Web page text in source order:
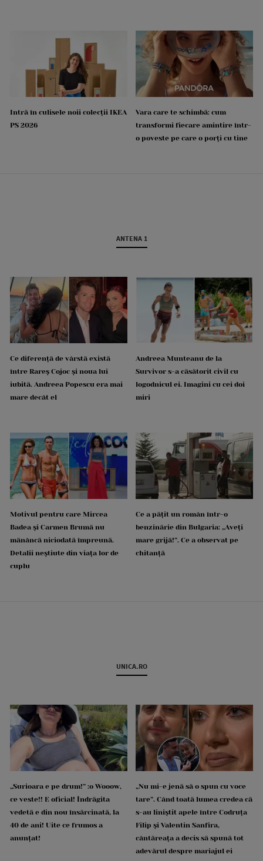
Intră în culisele noii colecții IKEA
PS 2026
Vara care te schimbă: cum
transformi fiecare amintire într-
o poveste pe care o porți cu tine
ANTENA 1
Ce diferență de vârstă există
între Rareș Cojoc și noua lui
iubită. Andreea Popescu era mai
mare decât el
Andreea Munteanu de la
Survivor s-a căsătorit civil cu
logodnicul ei. Imagini cu cei doi
miri
Motivul pentru care Mircea
Badea și Carmen Brumă nu
mănâncă niciodată împreună.
Detalii neștiute din viața lor de
cuplu
Ce a pățit un român într-o
benzinărie din Bulgaria: „Aveți
mare grijă!”. Ce a observat pe
chitanță
UNICA.RO
„Surioara e pe drum!” :o Wooow,
ce veste!! E oficial! Îndrăgita
vedetă e din nou însărcinată, la
40 de ani! Uite ce frumos a
anunțat!
„Nu mi-e jenă să o spun cu voce
tare”. Când toată lumea credea că
s-au liniștit apele între Codruța
Filip și Valentin Sanfira,
cântăreața a decis să spună tot
adevărul despre mariajul ei